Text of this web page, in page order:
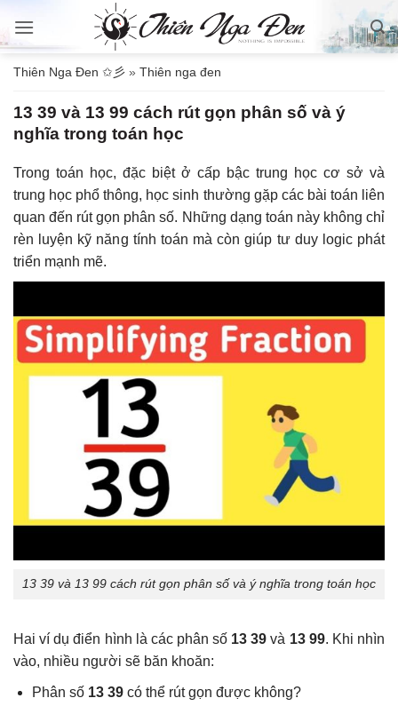
qua
dungThiên Nga Đen ✩彡 » Thiên nga đen
13 39 và 13 99 cách rút gọn phân số và ý
nghĩa trong toán học
Trong toán học, đặc biệt ở cấp bậc trung học cơ sở và
trung học phổ thông, học sinh thường gặp các bài toán liên
quan đến rút gọn phân số. Những dạng toán này không chỉ
rèn luyện kỹ năng tính toán mà còn giúp tư duy logic phát
triển mạnh mẽ.
13 39 và 13 99 cách rút gọn phân số và ý nghĩa trong toán học
Hai ví dụ điển hình là các phân số 13 39 và 13 99. Khi nhìn
vào, nhiều người sẽ băn khoăn:
Phân số 13 39có thể rút gọn được không?